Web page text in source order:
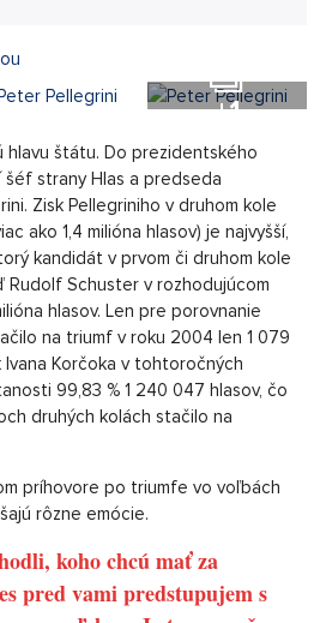
Korčok a Peter Pellegrini. ​Obaja
týždňami oproti ostatným
To platilo aj v prípade
a s viac ako päťpercentným
kole exminister zahraničných vecí
odovzdalo 42,51 percenta
a zároveň predseda
niečo vyše 37,02 percent
štátu. Do prezidentského
šéf strany Hlas a predseda
Zisk Pellegriniho v druhom kole